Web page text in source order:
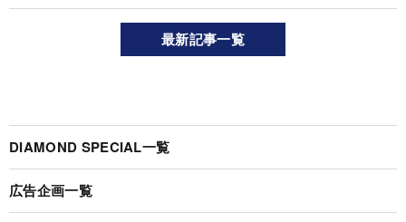
最新記事一覧
DIAMOND SPECIAL一覧
広告企画一覧